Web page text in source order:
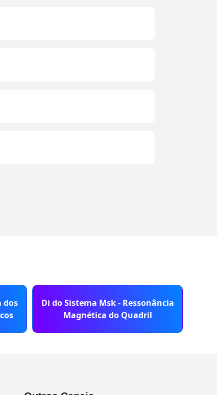
dos
Di do Sistema Msk - Ressonância
Magnética do Quadril